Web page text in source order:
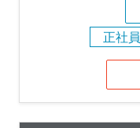
正社員